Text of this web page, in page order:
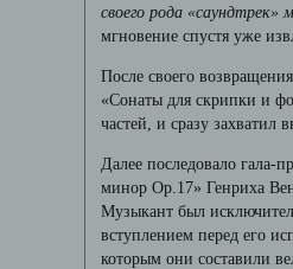
своего рода «саундтрек»
мгновение спустя уже
После своего
«Сонаты для скрипки и
частей, и сразу захватил
Далее последовало гала-
минор Ор.17» Генриха
Музыкант был
вступлением перед его
которым они составили